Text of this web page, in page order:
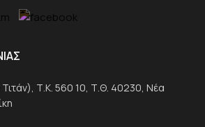
Τ.Κ. 560 10, Τ.Θ. 40230, Νέα